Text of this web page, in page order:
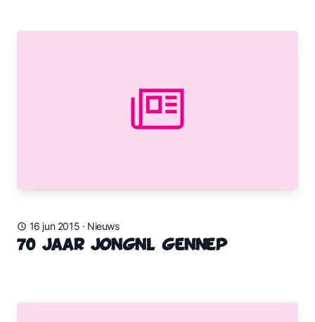
16 jun 2015 · Nieuws
70 jaar JongNL Gennep